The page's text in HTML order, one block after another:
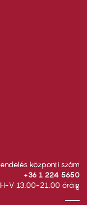
központi szám
+36 1 224 5650
H-V 13.00-21.00 óráig